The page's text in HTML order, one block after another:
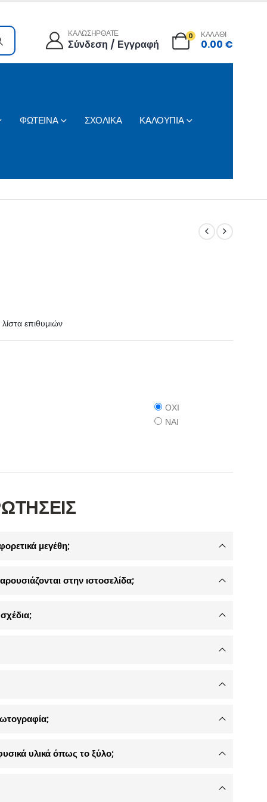
ΚΑΛΩΣΗΡΘΑΤΕ
Σύνδεση / Εγγραφή
0 ΚΑΛΑΘΙ
0.00 €
ΦΩΤΕΙΝΑ ΣΧΟΛΙΚΑ ΚΑΛΟΥΠΙΑ
επιθυμιών
ΟΧΙ
ΝΑΙ
μεγέθη;
στην ιστοσελίδα;
υλικά όπως το ξύλο;